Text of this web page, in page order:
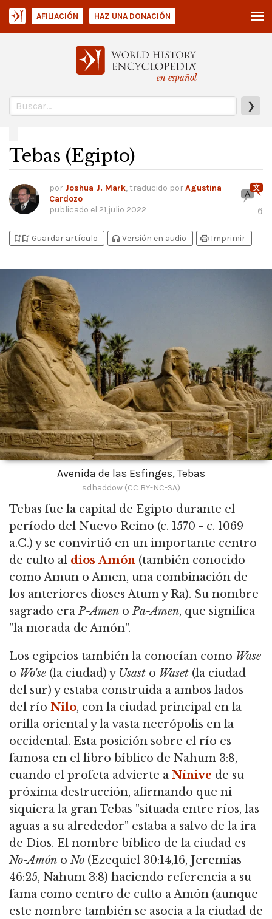
en español
❯
AFILIACIÓN HAZ UNA DONACIÓN
Tebas (Egipto)
por Joshua J. Mark, traducido porAgustina
Cardozo
publicado el 21 julio 2022 6
bookmark_addbookmark_added Guardar artículo headphones Versión en audio print Imprimir
Avenida de las Esfinges, Tebas
sdhaddow (CC BY-NC-SA)
Tebas fue la capital de Egipto durante el
período del Nuevo Reino (c. 1570 - c. 1069
a.C.) y se convirtió en un importante centro
de culto al dios Amón (también conocido
como Amun o Amen, una combinación de
los anteriores dioses Atum y Ra). Su nombre
sagrado eraP-Amen oPa-Amen, que significa
"la morada de Amón".
Los egipcios también la conocían como Wase
o Wo'se (la ciudad) y Usast o Waset (la ciudad
del sur) y estaba construida a ambos lados
del río Nilo, con la ciudad principal en la
orilla oriental y la vasta necrópolis en la
occidental. Esta posición sobre el río es
famosa en el libro bíblico de Nahum 3:8,
cuando el profeta advierte a Nínive de su
próxima destrucción, afirmando que ni
siquiera la gran Tebas "situada entre ríos, las
aguas a su alrededor" estaba a salvo de la ira
de Dios. El nombre bíblico de la ciudad es
No-Amón o No (Ezequiel 30:14,16, Jeremías
46:25, Nahum 3:8) haciendo referencia a su
fama como centro de culto a Amón (aunque
este nombre también se asocia a la ciudad de